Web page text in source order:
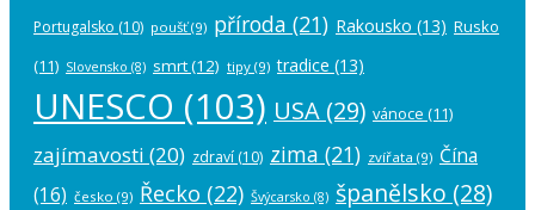
Portugalsko (10) poušť(9) příroda (21) Rakousko (13) Rusko
(11) Slovensko (8) smrt(12) tipy (9) tradice (13)
UNESCO (103) USA (29) vánoce (11)
zajímavosti (20) zdraví (10) zima (21) zvířata (9) Čína
(16) česko (9) Řecko (22) Švýcarsko (8) španělsko (28)